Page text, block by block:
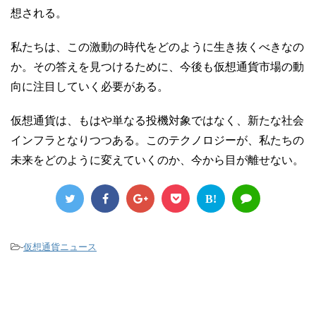
想される。
私たちは、この激動の時代をどのように生き抜くべきなの
か。その答えを見つけるために、今後も仮想通貨市場の動
向に注目していく必要がある。
仮想通貨は、もはや単なる投機対象ではなく、新たな社会
インフラとなりつつある。このテクノロジーが、私たちの
未来をどのように変えていくのか、今から目が離せない。
B!
-仮想通貨ニュース